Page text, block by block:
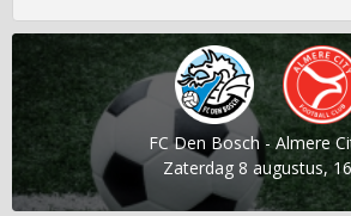
FC Den Bosch - Almere
Zaterdag 8 augustus,